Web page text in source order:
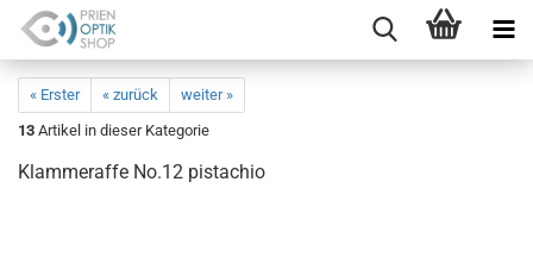
« Erster « zurück
weiter »
13 Artikel in dieser Kategorie
Klammeraffe No.12 pistachio